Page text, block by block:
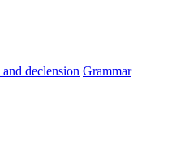
and declension Grammar